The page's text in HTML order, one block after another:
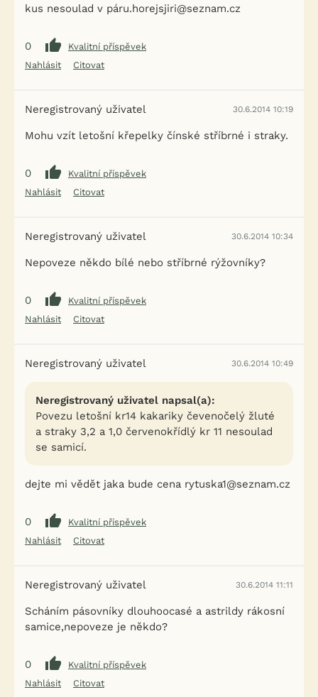
kus nesoulad v páru.horejsjiri@seznam.cz
0
Kvalitní příspěvek
Nahlásit
Citovat
Neregistrovaný uživatel 30.6.2014 10:19
Mohu vzít letošní křepelky čínské stříbrné i straky.
0
Kvalitní příspěvek
Nahlásit
Citovat
Neregistrovaný uživatel 30.6.2014 10:34
Nepoveze někdo bílé nebo stříbrné rýžovníky?
0
Kvalitní příspěvek
Nahlásit
Citovat
Neregistrovaný uživatel 30.6.2014 10:49
Neregistrovaný uživatel napsal(a):
Povezu letošní kr14 kakariky čevenočelý žluté
a straky 3,2 a 1,0 červenokřídlý kr 11 nesoulad
se samicí.
dejte mi vědět jaka bude cena rytuska1@seznam.cz
0
Kvalitní příspěvek
Nahlásit
Citovat
Neregistrovaný uživatel 30.6.2014 11:11
Scháním pásovníky dlouhoocasé a astrildy rákosní
samice,nepoveze je někdo?
0
Kvalitní příspěvek
Nahlásit
Citovat